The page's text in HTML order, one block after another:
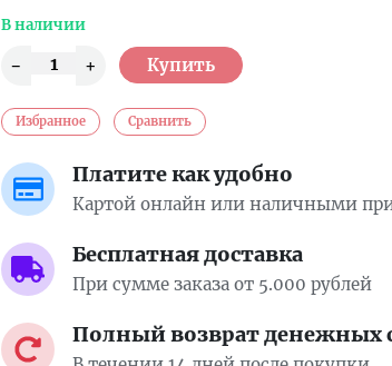
В наличии
Избранное Сравнить
Платите как удобно
Картой онлайн или наличными
Бесплатная доставка
При сумме заказа от 5.000 рублей
Полный возврат денежных